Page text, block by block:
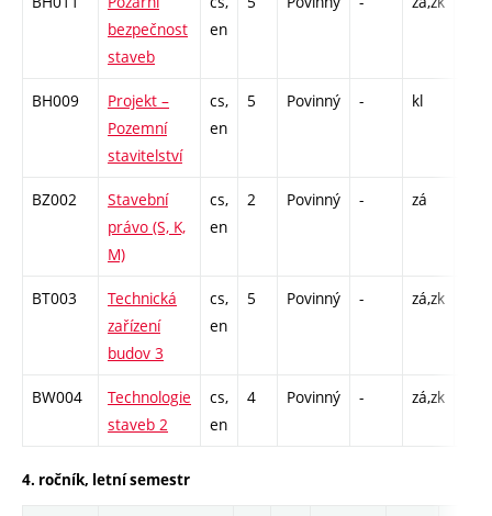
bezpečnost
staveb
en
BH009
Projekt –
Pozemní
stavitelství
cs,
en
5 Povinný - kl
BZ002
Stavební
právo (S, K,
M)
cs,
en
2 Povinný - zá
BT003
Technická
zařízení
budov 3
cs,
en
5 Povinný - zá,zk
BW004
Technologie
staveb 2
cs,
en
4 Povinný - zá,zk
4. ročník, letní semestr